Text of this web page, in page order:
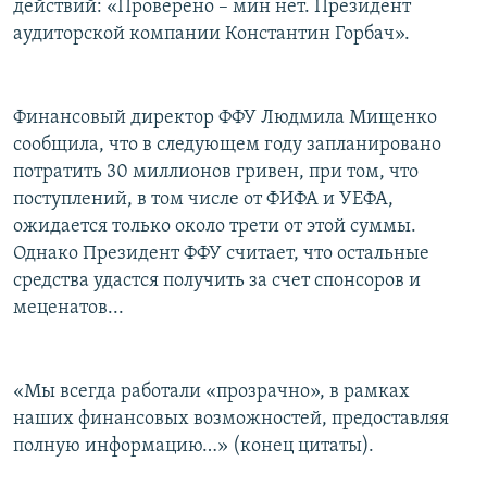
действий: «Проверено – мин нет. Президент
аудиторской компании Константин Горбач».
Финансовый директор ФФУ Людмила Мищенко
сообщила, что в следующем году запланировано
потратить 30 миллионов гривен, при том, что
поступлений, в том числе от ФИФА и УЕФА,
ожидается только около трети от этой суммы.
Однако Президент ФФУ считает, что остальные
средства удастся получить за счет спонсоров и
меценатов...
«Мы всегда работали «прозрачно», в рамках
наших финансовых возможностей, предоставляя
полную информацию…» (конец цитаты).